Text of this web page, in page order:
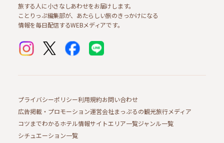
旅する人に小さなしあわせをお届けします。
ことりっぷ編集部が、あたらしい旅のきっかけになる
情報を毎日配信するWEBメディアです。
プライバシーポリシー利用規約お問い合わせ
広告掲載・プロモーション運営会社まっぷるの観光旅行メディア
コツまでわかるホテル情報サイトエリア一覧ジャンル一覧
シチュエーション一覧